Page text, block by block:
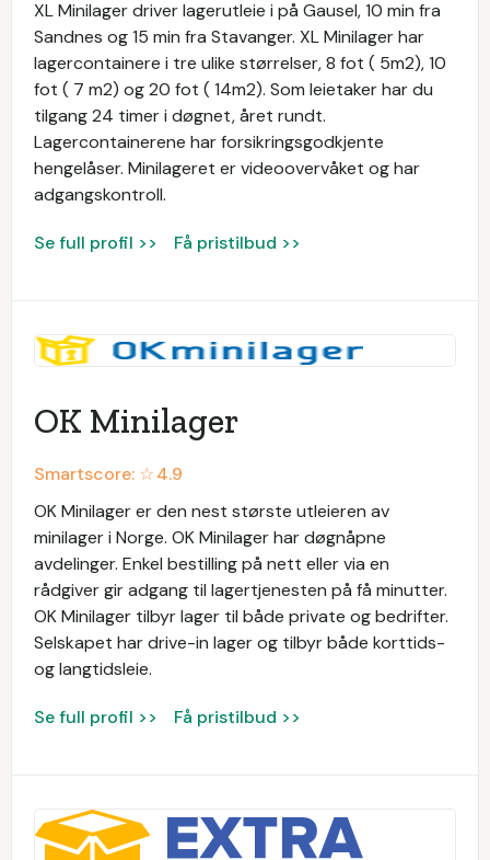
XL Minilager driver lagerutleie i på Gausel, 10 min fra
Sandnes og 15 min fra Stavanger. XL Minilager har
lagercontainere i tre ulike størrelser, 8 fot ( 5m2), 10
fot ( 7 m2) og 20 fot ( 14m2). Som leietaker har du
tilgang 24 timer i døgnet, året rundt.
Lagercontainerene har forsikringsgodkjente
hengelåser. Minilageret er videoovervåket og har
adgangskontroll.
Se full profil >> Få pristilbud >>
OK Minilager
Smartscore: ☆4.9
OK Minilager er den nest største utleieren av
minilager i Norge. OK Minilager har døgnåpne
avdelinger. Enkel bestilling på nett eller via en
rådgiver gir adgang til lagertjenesten på få minutter.
OK Minilager tilbyr lager til både private og bedrifter.
Selskapet har drive-in lager og tilbyr både korttids-
og langtidsleie.
Se full profil >> Få pristilbud >>